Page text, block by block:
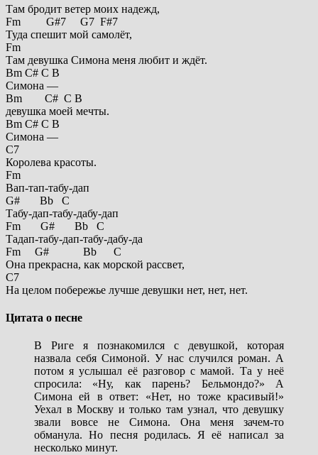
Там бродит ветер моих надежд,
Fm G#7 G7 F#7
Туда спешит мой самолёт,
Fm
Там девушка Симона меня любит и ждёт.
Bm C# C B
Симона —
Bm C# C B
девушка моей мечты.
Bm C# C B
Симона —
C7
Королева красоты.
Fm
Вап-тап-табу-дап
G# Bb С
Табу-дап-табу-дабу-дап
Fm G# Bb С
Тадап-табу-дап-табу-дабу-да
Fm G# Bb С
Она прекрасна, как морской рассвет,
C7
На целом побережье лучше девушки нет, нет, нет.
Цитата о песне
В Риге я познакомился с девушкой, которая
назвала себя Симоной. У нас случился роман. А
потом я услышал её разговор с мамой. Та у неё
спросила: «Ну, как парень? Бельмондо?» А
Симона ей в ответ: «Нет, но тоже красивый!»
Уехал в Москву и только там узнал, что девушку
звали вовсе не Симона. Она меня зачем-то
обманула. Но песня родилась. Я её написал за
несколько минут.